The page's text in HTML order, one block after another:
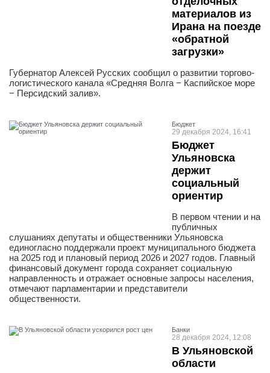
материалов из
Ирана на поезде
«обратной
загрузки»
Губернатор Алексей Русских сообщил о развитии торгово-
логистического канала «Средняя Волга − Каспийское море
− Персидский залив».
Бюджет
29 декабря 2024, 16:41
Бюджет
Ульяновска
держит
социальный
ориентир
В первом чтении и на
публичных
слушаниях депутаты и общественники Ульяновска
единогласно поддержали проект муниципального бюджета
на 2025 год и плановый период 2026 и 2027 годов. Главный
финансовый документ города сохраняет социальную
направленность и отражает основные запросы населения,
отмечают парламентарии и представители
общественности.
Банки
28 декабря 2024, 12:08
В Ульяновской
области